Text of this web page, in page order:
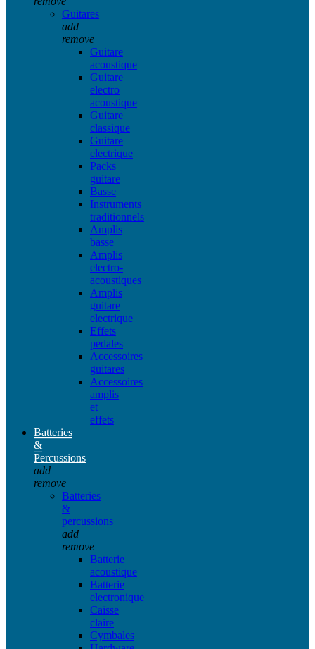
Guitares
add
remove
Guitare
acoustique
Guitare
electro
acoustique
Guitare
classique
Guitare
electrique
Packs
guitare
Basse
Instruments
traditionnels
Amplis
basse
Amplis
electro-
acoustiques
Amplis
guitare
electrique
Effets
pedales
Accessoires
guitares
Accessoires
amplis
et
effets
Batteries
&
Percussions
add
remove
Batteries
&
percussions
add
remove
Batterie
acoustique
Batterie
electronique
Caisse
claire
Cymbales